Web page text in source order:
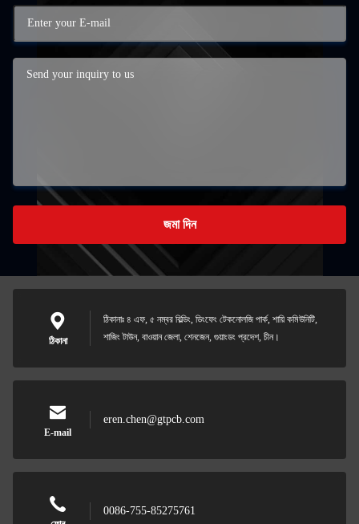
জমা দিন
ঠিকানা
ঠিকানাঃ ৪ এফ, ৫ নম্বর বিল্ডিং, ডিংফেং টেকনোলজি পার্ক, শায়ি কমিউনিটি,
শাজিং টাউন, বাওয়ান জেলা, শেনজেন, গুয়াংডং প্রদেশ, চীন।
E-mail
eren.chen@gtpcb.com
0086-755-85275761